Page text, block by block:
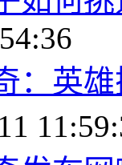
：英